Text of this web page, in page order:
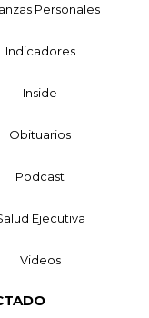
Personales
Indicadores
Inside
Obituarios
Podcast
Ejecutiva
Videos